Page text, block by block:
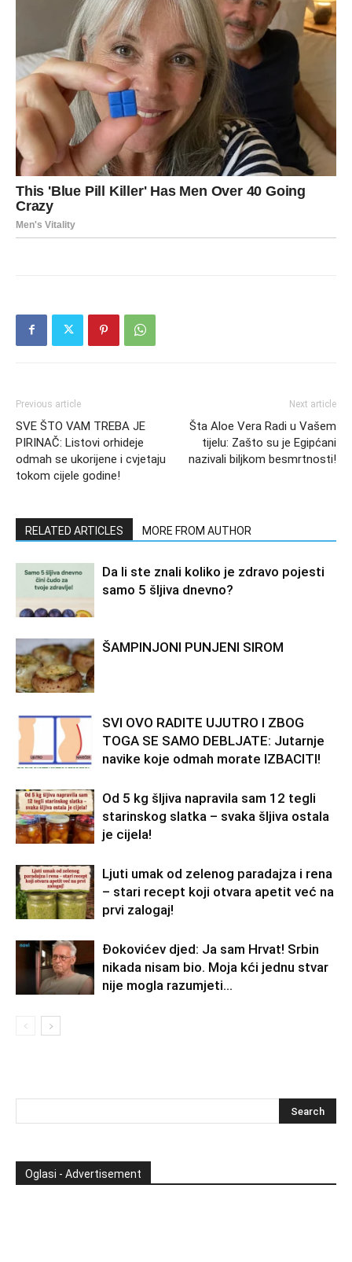
Previous article
SVE ŠTO VAM TREBA JE
PIRINAČ: Listovi orhideje
odmah se ukorijene i cvjetaju
tokom cijele godine!
Next article
Šta Aloe Vera Radi u Vašem
tijelu: Zašto su je Egipćani
nazivali biljkom besmrtnosti!
RELATED ARTICLES MORE FROM AUTHOR
Da li ste znali koliko je zdravo pojesti
samo 5 šljiva dnevno?
ŠAMPINJONI PUNJENI SIROM
SVI OVO RADITE UJUTRO I ZBOG
TOGA SE SAMO DEBLJATE: Jutarnje
navike koje odmah morate IZBACITI!
Od 5 kg šljiva napravila sam 12 tegli
starinskog slatka – svaka šljiva ostala
je cijela!
Ljuti umak od zelenog paradajza i rena
– stari recept koji otvara apetit već na
prvi zalogaj!
Đokovićev djed: Ja sam Hrvat! Srbin
nikada nisam bio. Moja kći jednu stvar
nije mogla razumjeti…
Oglasi - Advertisement